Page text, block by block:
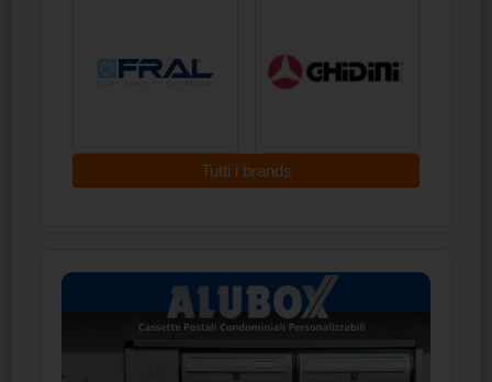
Tutti i brands